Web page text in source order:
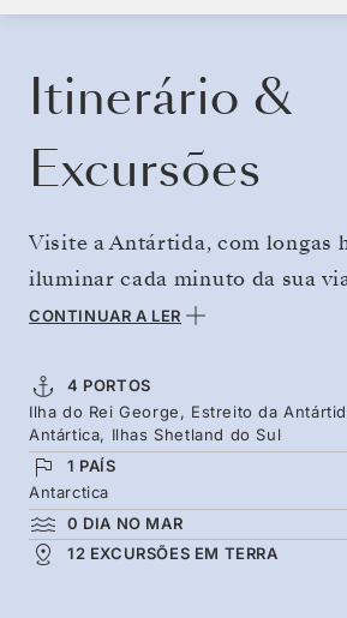
Itinerário &
Excursões
Visite a Antártida, com longas
iluminar cada minuto da sua
montanhas cobertas por neve
tons de azul e vida selvagem
e para a Ilha King George para
simples a este mundo remoto
Comece pelo Estreito da
dias na Península, seguindo-se
Shetland do Sul. Sem
CONTINUAR A LER
4 PORTOS
Ilha do Rei George, Estreito da
Antártica, Ilhas Shetland do Sul
1 PAÍS
Antarctica
0 DIA NO MAR
12 EXCURSÕES EM TERRA